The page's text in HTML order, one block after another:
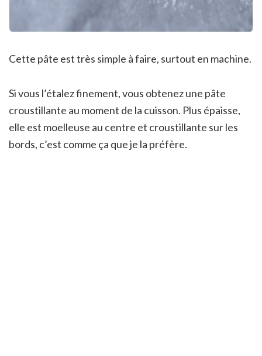
Cette pâte est très simple à faire, surtout en machine.
Si vous l’étalez finement, vous obtenez une pâte
croustillante au moment de la cuisson. Plus épaisse,
elle est moelleuse au centre et croustillante sur les
bords, c’est comme ça que je la préfère.